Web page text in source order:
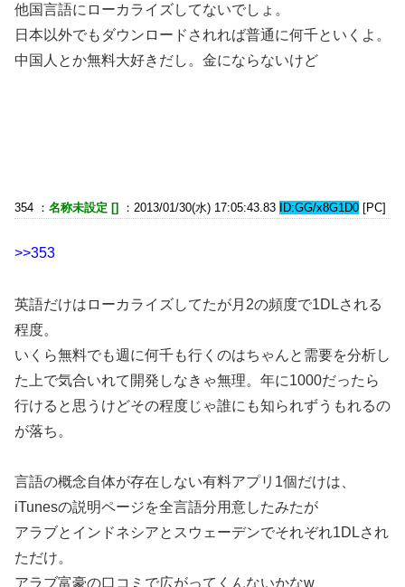
他国言語にローカライズしてないでしょ。
日本以外でもダウンロードされれば普通に何千といくよ。
中国人とか無料大好きだし。金にならないけど
354 ： 名称未設定 [] ：2013/01/30(水) 17:05:43.83 ID:GG/x8G1D0 [PC]
>>353
英語だけはローカライズしてたが月2の頻度で1DLされる
程度。
いくら無料でも週に何千も行くのはちゃんと需要を分析し
た上で気合いれて開発しなきゃ無理。年に1000だったら
行けると思うけどその程度じゃ誰にも知られずうもれるの
が落ち。
言語の概念自体が存在しない有料アプリ1個だけは、
iTunesの説明ページを全言語分用意したみたが
アラブとインドネシアとスウェーデンでそれぞれ1DLされ
ただけ。
アラブ富豪の口コミで広がってくんないかなw